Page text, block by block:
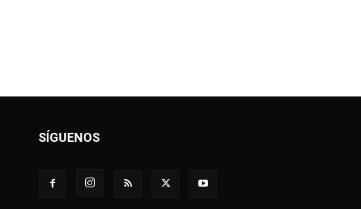
SÍGUENOS